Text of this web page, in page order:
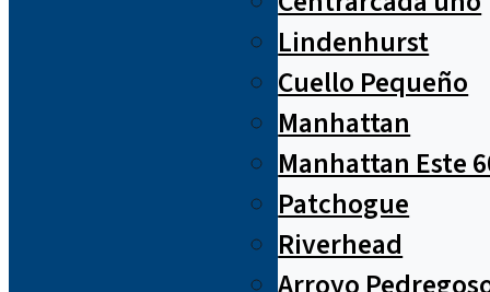
Lindenhurst
Cuello Pequeño
Manhattan
Manhattan Este
Patchogue
Riverhead